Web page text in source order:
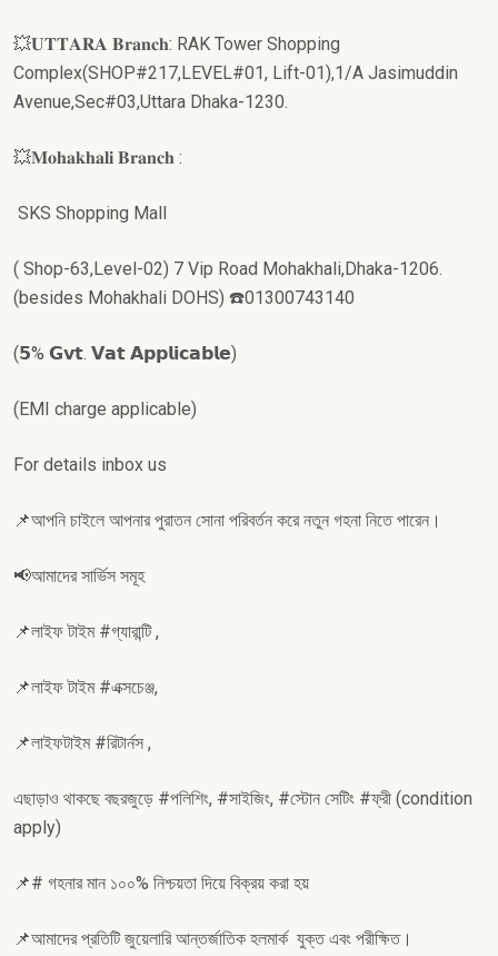
💥𝐔𝐓𝐓𝐀𝐑𝐀 𝐁𝐫𝐚𝐧𝐜𝐡: RAK Tower Shopping
Complex(SHOP#217,LEVEL#01, Lift-01),1/A Jasimuddin
Avenue,Sec#03,Uttara Dhaka-1230.
💥𝐌𝐨𝐡𝐚𝐤𝐡𝐚𝐥𝐢 𝐁𝐫𝐚𝐧𝐜𝐡 :
SKS Shopping Mall
( Shop-63,Level-02) 7 Vip Road Mohakhali,Dhaka-1206.
(besides Mohakhali DOHS) ☎️01300743140
(𝟱% 𝗚𝘃𝘁. 𝗩𝗮𝘁 𝗔𝗽𝗽𝗹𝗶𝗰𝗮𝗯𝗹𝗲)
(EMI charge applicable)
For details inbox us
📌আপনি চাইলে আপনার পুরাতন সোনা পরিবর্তন করে নতুন গহনা নিতে পারেন।
📢আমাদের সার্ভিস সমূহ
📌লাইফ টাইম #গ্যারান্টি ,
📌লাইফ টাইম #এক্সচেঞ্জ,
📌লাইফটাইম #রিটার্নস ,
এছাড়াও থাকছে বছরজুড়ে #পলিশিং, #সাইজিং, #স্টোন সেটিং #ফ্রী (condition
apply)
📌# গহনার মান ১০০% নিশ্চয়তা দিয়ে বিক্রয় করা হয়
📌আমাদের প্রতিটি জুয়েলারি আন্তর্জাতিক হলমার্ক যুক্ত এবং পরীক্ষিত।